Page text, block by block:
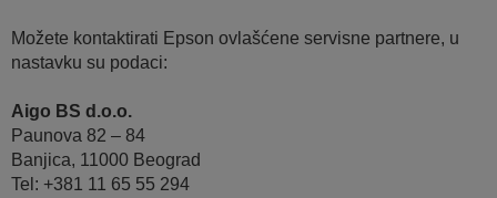
Možete kontaktirati Epson ovlašćene servisne partnere, u
nastavku su podaci:
Aigo BS d.o.o.
Paunova 82 – 84
Banjica, 11000 Beograd
Tel: +381 11 65 55 294